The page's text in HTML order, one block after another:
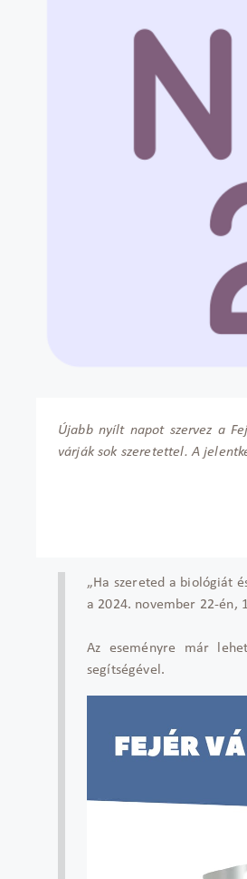
Újabb nyílt napot szervez a
várják sok szeretettel. A
„Ha szereted a biológiát
a 2024. november 22-én,
Az eseményre már
segítségével.